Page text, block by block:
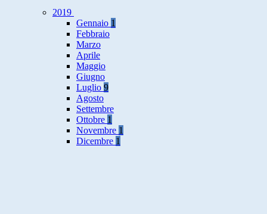
2019
Gennaio 1
Febbraio
Marzo
Aprile
Maggio
Giugno
Luglio 9
Agosto
Settembre
Ottobre 1
Novembre 1
Dicembre 1